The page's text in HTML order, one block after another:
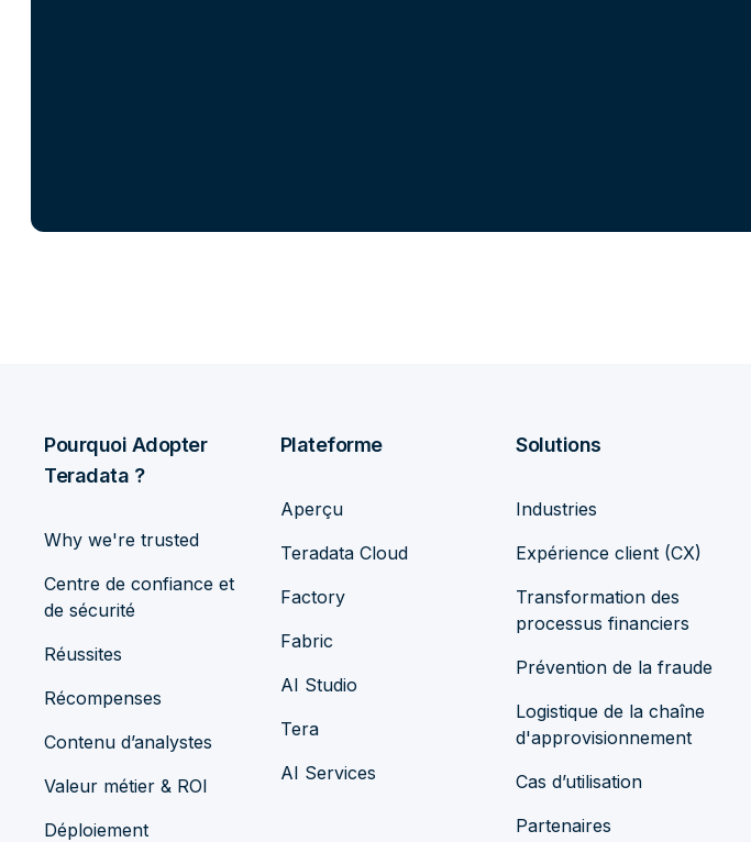
Pourquoi Adopter
Teradata ?
Why we're trusted
Centre de confiance et
de sécurité
Réussites
Récompenses
Contenu d’analystes
Valeur métier & ROI
Déploiement
Plateforme
Aperçu
Teradata Cloud
Factory
Fabric
AI Studio
Tera
AI Services
Solutions
Industries
Expérience client (CX)
Transformation des
processus financiers
Prévention de la fraude
Logistique de la chaîne
d'approvisionnement
Cas d’utilisation
Partenaires